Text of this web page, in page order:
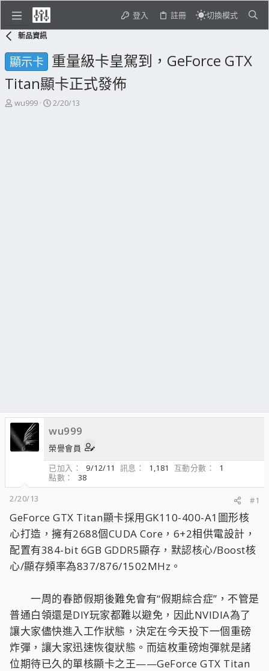
登入 註冊 切換模式
新品資訊
顯示卡 重量級卡皇駕到，GeForce GTX
Titan顯卡正式發佈
主
wu999
開
2/20/13
wu999
榮譽會員
已加入
9/12/11 訊息 1,181 互動分數
1
點數
38
2/20/13
#1
GeForce GTX Titan顯卡採用GK110-400-A1圖形核
心打造，擁有2688個CUDA Core，6+2相供電設計，
配置有384-bit 6GB GDDR5顯存，默認核心/Boost核
心/顯存頻率為837/876/1502MHz。
一周的春節假期後難免會有“假期綜合症”，不管是
普通白領還是DIY玩家都難以避免，因此NVIDIA為了
讓大家儘快進入工作狀態，決定在今天投下一個重磅
炸彈，讓大家迅速恢復狀態。而這枚重磅炮彈就是諸
位期待已久的單核顯卡之王——GeForce GTX Titan